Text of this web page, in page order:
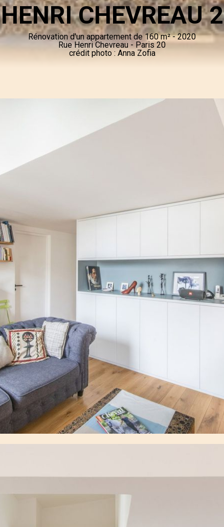
HENRI CHEVREAU 2
Rénovation d'un appartement de 160 m² - 2020
Rue Henri Chevreau - Paris 20
crédit photo : Anna Zofia